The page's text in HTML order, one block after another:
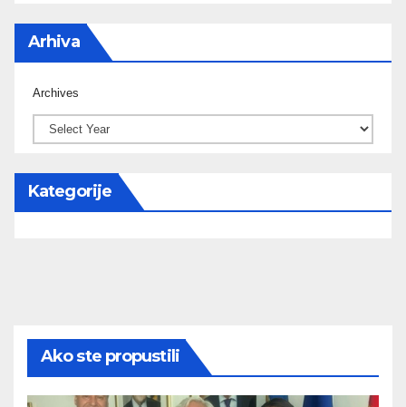
Arhiva
Archives
Kategorije
Ako ste propustili